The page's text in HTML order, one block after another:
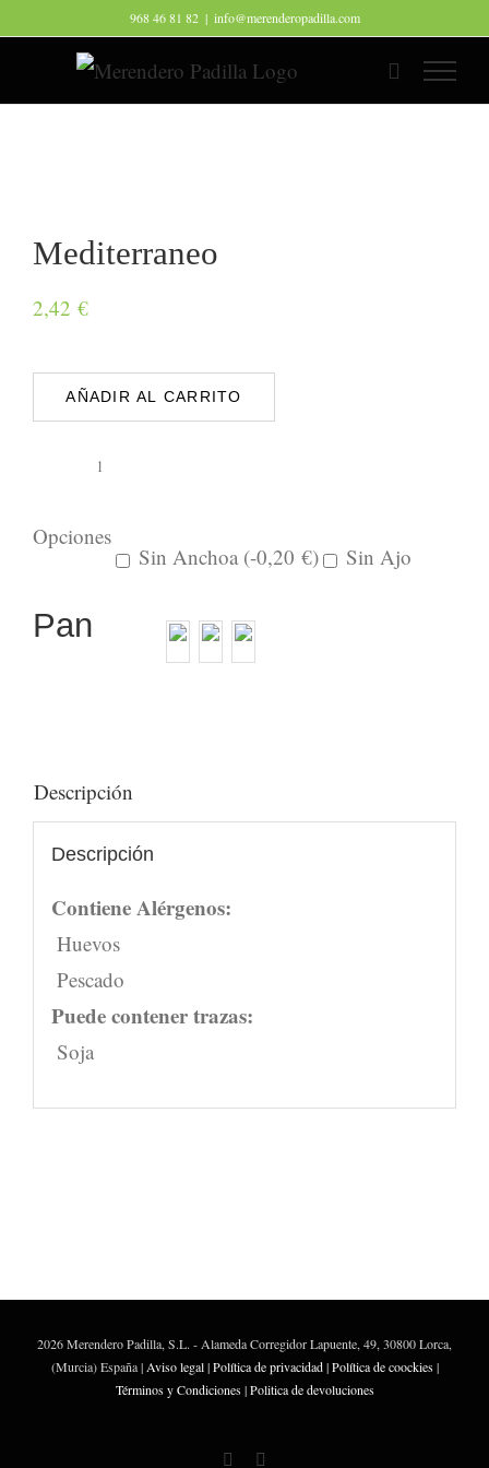
968 46 81 82 | info@merenderopadilla.com
Mediterraneo
2,42 €
Pan
Opciones
Sin Anchoa (-0,20 €) Sin Ajo
AÑADIR AL CARRITO
Descripción
Descripción
Contiene Alérgenos:
Huevos
Pescado
Puede contener trazas:
Soja
2026 Merendero Padilla, S.L. - Alameda Corregidor Lapuente, 49, 30800 Lorca,
(Murcia) España |Aviso legal|Política de privacidad|Política de coockies|
Términos y Condiciones|Politica de devoluciones
Facebook